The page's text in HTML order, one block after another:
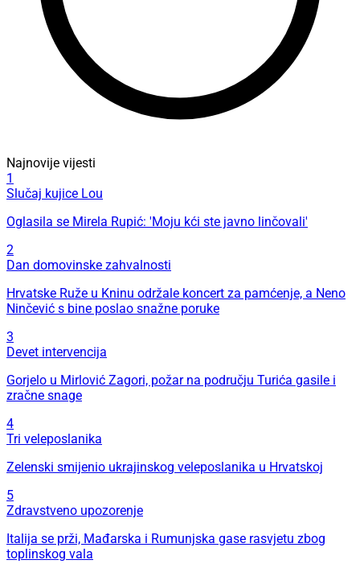
Najnovije vijesti
1
Slučaj kujice Lou
Oglasila se Mirela Rupić: 'Moju kći ste javno linčovali'
2
Dan domovinske zahvalnosti
Hrvatske Ruže u Kninu održale koncert za pamćenje, a Neno
Ninčević s bine poslao snažne poruke
3
Devet intervencija
Gorjelo u Mirlović Zagori, požar na području Turića gasile i
zračne snage
4
Tri veleposlanika
Zelenski smijenio ukrajinskog veleposlanika u Hrvatskoj
5
Zdravstveno upozorenje
Italija se prži, Mađarska i Rumunjska gase rasvjetu zbog
toplinskog vala